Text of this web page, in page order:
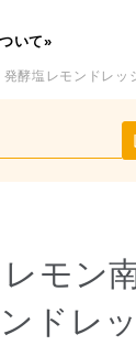
いて»
酵塩レモンドレッ
モン
ドレッ